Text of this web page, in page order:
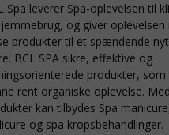
Spa leverer Spa-oplevelsen til
og giver oplevelsen
produkter til et spændende
BCL SPA sikre, effektive og
produkter, som
rent organiske oplevelse.
kan tilbydes Spa
og spa kropsbehandlinger.